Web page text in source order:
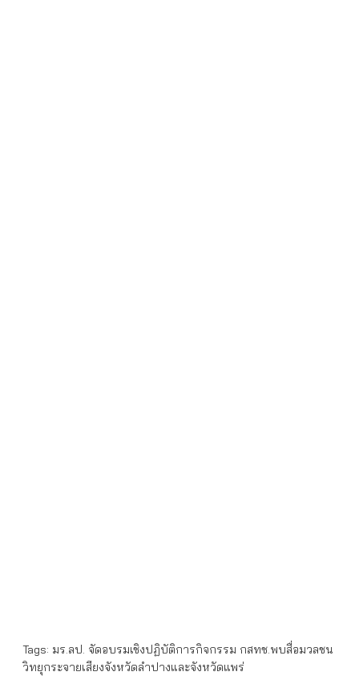
Tags: มร.ลป. จัดอบรมเชิงปฏิบัติการกิจกรรม กสทช.พบสื่อมวลชน
วิทยุกระจายเสียงจังหวัดลำปางและจังหวัดแพร่